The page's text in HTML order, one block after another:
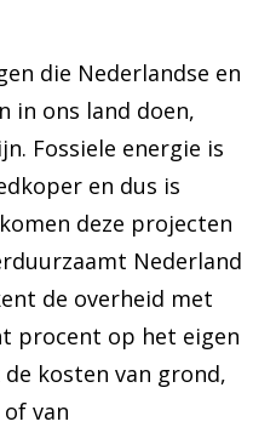
die Nederlandse en
in ons land doen,
Fossiele energie is
en dus is
deze projecten
Nederland
de overheid met
procent op het eigen
kosten van grond,
van